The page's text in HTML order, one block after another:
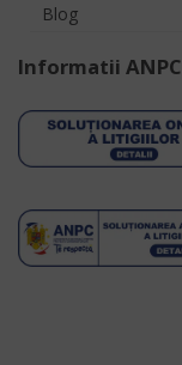
Blog
Informatii ANPC